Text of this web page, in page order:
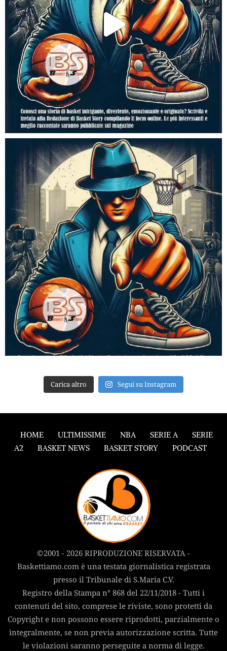
Carica altro Segui su Instagram
HOME ULTIMISSIME NBA SERIE A
SERIE
A2
BASKET NEWS BASKET STORY PODCAST
©2001 - 2026 RIPRODUZIONE RISERVATA -
Baskettiamo.com è una testata giornalistica registrata
presso il Tribunale di S.Maria C.V.
Registro della Stampa n° 868 del 22/11/2018 - Tutti i
contenuti del sito, comprese le riviste, sono protetti da
Copyright e non possono essere riprodotti, parzialmente o
integralmente, se non previa autorizzazione scritta. Tutte
le violazioni saranno perseguite a norma di legge.